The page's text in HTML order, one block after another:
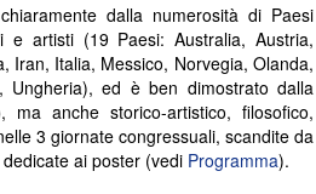
dalla numerosità di Paesi
e artisti (19 Paesi: Australia, Austria,
Iran, Italia, Messico, Norvegia, Olanda,
Ungheria), ed è ben dimostrato dalla
anche storico-artistico, filosofico,
3 giornate congressuali, scandite da
ai poster (vedi Programma).